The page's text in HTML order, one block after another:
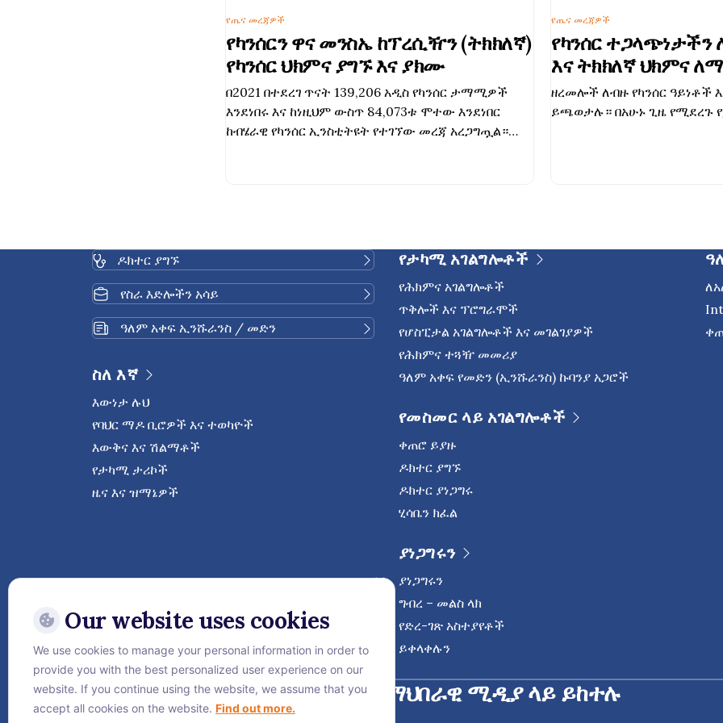
የካንሰርን ዋና መንስኤ ከፕረሲዥን (ትክክለኛ)
የካንሰር ህክምና ያግኙ እና ያክሙ
በ2021 በተደረገ ጥናት 139,206 አዲስ የካንሰር ታማሚዎች
እንደነበሩ እና ከነዚህም ውስጥ 84,073ቱ ሞተው እንደነበር
ከብሄራዊ የካንሰር ኢንስቲትዩት የተገኘው መረጃ አረጋግጧል።
ጉዳቶችን ለመቀነስ እና ለእያንዳንዱ በሽተኛ ግላዊ የሕክምና
ለማቀድ የተዘጋጁ ናቸው።
የጤና መረጃዎች
የካንሰር ተጋላጭነታችን
እና ትክክለኛ ህክምና
የጀነቲክ (ዘረመል)
ዘረመሎች ለብዙ የካንሰር ዓይነቶች
ይጫወታሉ። በአሁኑ ጊዜ የሚደረጉ
የጤና መረጃዎች
ዶክተር ያግኙ
የስራ እድሎችን አሳይ
ዓለም አቀፍ ኢንሹራንስ / መድን
ስለ እኛ
እውነታ ሉህ
የባህር ማዶ ቢሮዎች እና ተወካዮች
እውቅና እና ሽልማቶች
የታካሚ ታሪኮች
ዜና እና ዝማኔዎች
የታካሚ አገልግሎቶች
የሕክምና አገልግሎቶች
ጥቅሎች እና ፕሮግራሞች
የሆስፒታል አገልግሎቶች እና መገልገያዎች
የሕክምና ተጓዥ መመሪያ
ዓለም አቀፍ የመድን (ኢንሹራንስ) ኩባንያ አጋሮች
የመስመር ላይ አገልግሎቶች
ቀጠሮ ይያዙ
ዶክተር ያግኙ
ዶክተር ያነጋግሩ
ሂሳቤን ክፈል
ያነጋግሩን
ያነጋግሩን
ግብረ – መልስ ላክ
የድረ-ገጽ አስተያየቶች
ይቀላቀሉን
ቬጅታኒ ኢንተርናሽናል ሆስፒታልን በማህበራዊ ሚዲያ ላይ ይከተሉ
Our website uses cookies
We use cookies to manage your personal information in order to
provide you with the best personalized user experience on our
website. If you continue using the website, we assume that you
accept all cookies on the website. Find out more.